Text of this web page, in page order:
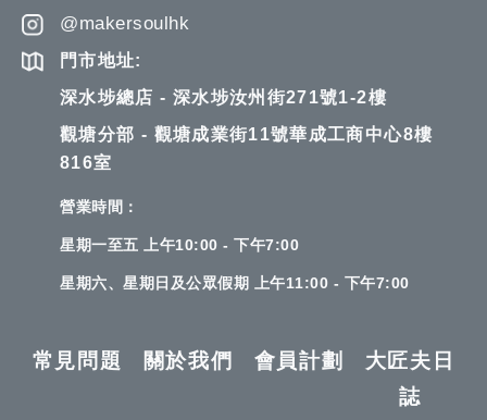
@makersoulhk
門市地址:
深水埗總店 - 深水埗汝州街271號1-2樓
觀塘分部 - 觀塘成業街11號華成工商中心8樓
816室
營業時間：
星期一至五 上午10:00 - 下午7:00
星期六、星期日及公眾假期 上午11:00 - 下午7:00
常見問題 關於我們 會員計劃
大匠夫日
誌